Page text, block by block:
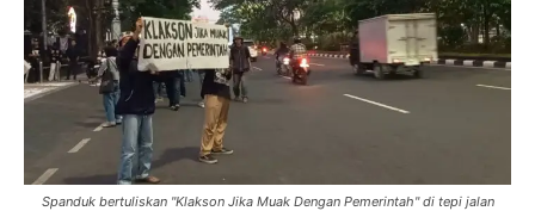
Spanduk bertuliskan "Klakson Jika Muak Dengan Pemerintah" di tepi jalan